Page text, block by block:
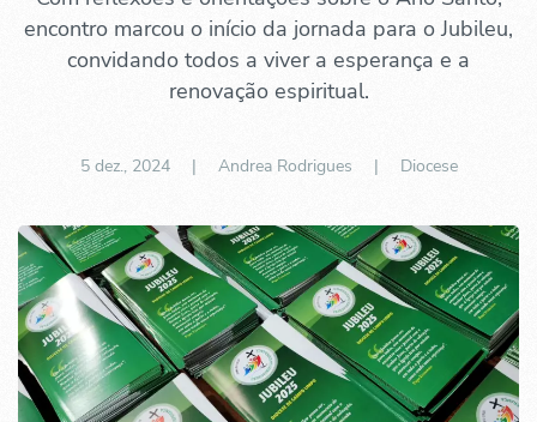
encontro marcou o início da jornada para o Jubileu,
convidando todos a viver a esperança e a
renovação espiritual.
5 dez., 2024| Andrea Rodrigues | Diocese